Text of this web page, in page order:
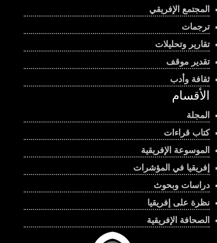
المجتمع الإفريقي
ترجمات
تقارير وتحليلات
تقدير موقف
ثقافة وأدب
الأقسام
المجلة
كتاب قراءات
الموسوعة الإفريقية
إفريقيا في المؤشرات
دراسات وبحوث
نظرة على إفريقيا
الصحافة الإفريقية